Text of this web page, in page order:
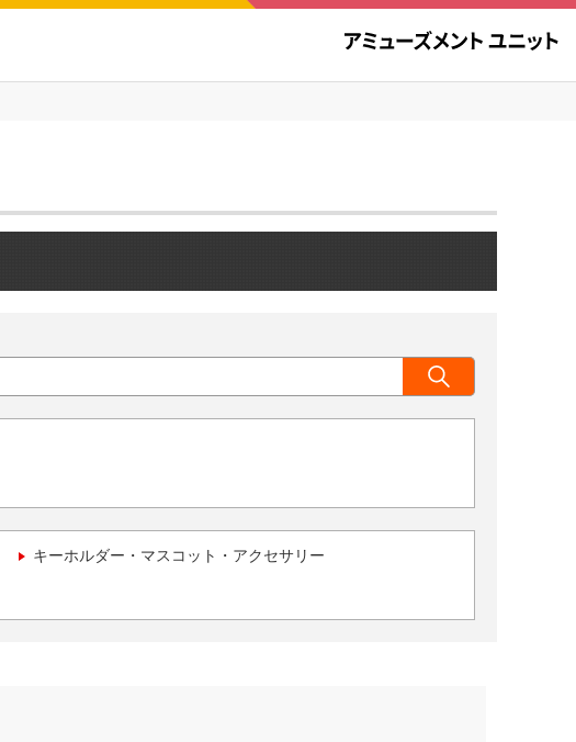
キーホルダー・マスコット・アクセサリー